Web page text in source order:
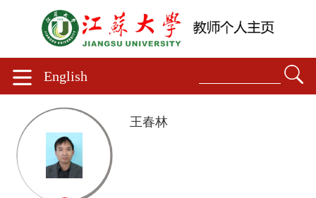
English
王春林